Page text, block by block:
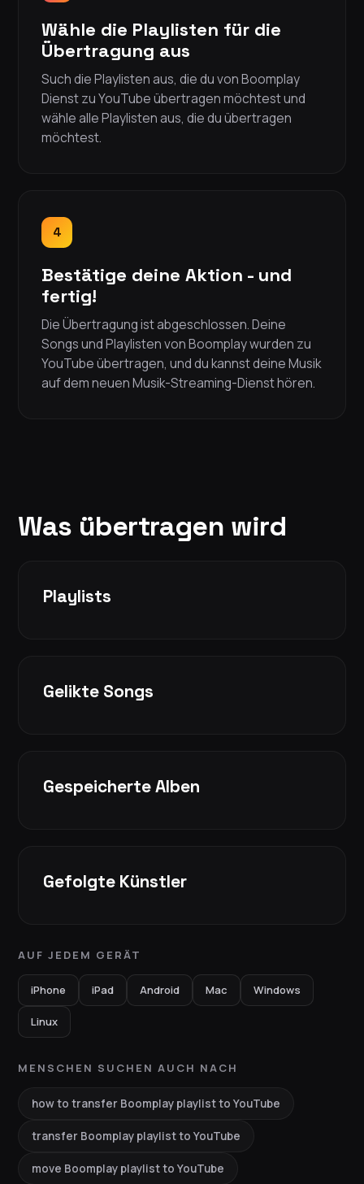
Wähle die Playlisten für die
Übertragung aus
Such die Playlisten aus, die du von Boomplay
Dienst zu YouTube übertragen möchtest und
wähle alle Playlisten aus, die du übertragen
möchtest.
4
Bestätige deine Aktion - und
fertig!
Die Übertragung ist abgeschlossen. Deine
Songs und Playlisten von Boomplay wurden zu
YouTube übertragen, und du kannst deine Musik
auf dem neuen Musik-Streaming-Dienst hören.
Was übertragen wird
Playlists
Gelikte Songs
Gespeicherte Alben
Gefolgte Künstler
AUF JEDEM GERÄT
iPhone iPad Android Mac Windows
Linux
MENSCHEN SUCHEN AUCH NACH
how to transfer Boomplay playlist to YouTube
transfer Boomplay playlist to YouTube
move Boomplay playlist to YouTube